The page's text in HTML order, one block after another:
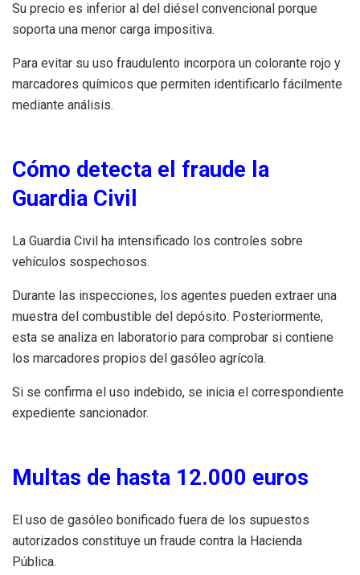
Su precio es inferior al del diésel convencional porque
soporta una menor carga impositiva.
Para evitar su uso fraudulento incorpora un colorante rojo y
marcadores químicos que permiten identificarlo fácilmente
mediante análisis.
Cómo detecta el fraude la
Guardia Civil
La Guardia Civil ha intensificado los controles sobre
vehículos sospechosos.
Durante las inspecciones, los agentes pueden extraer una
muestra del combustible del depósito. Posteriormente,
esta se analiza en laboratorio para comprobar si contiene
los marcadores propios del gasóleo agrícola.
Si se confirma el uso indebido, se inicia el correspondiente
expediente sancionador.
Multas de hasta 12.000 euros
El uso de gasóleo bonificado fuera de los supuestos
autorizados constituye un fraude contra la Hacienda
Pública.